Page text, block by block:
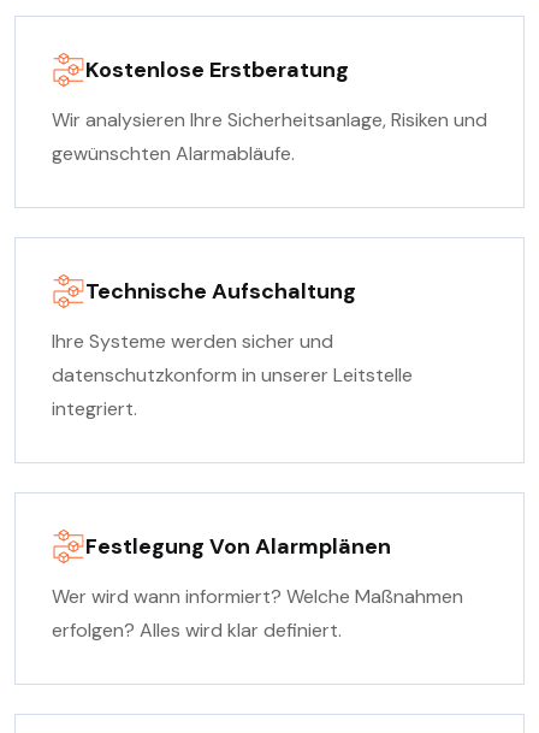
Kostenlose Erstberatung
Wir analysieren Ihre Sicherheitsanlage, Risiken und
gewünschten Alarmabläufe.
Technische Aufschaltung
Ihre Systeme werden sicher und
datenschutzkonform in unserer Leitstelle
integriert.
Festlegung Von Alarmplänen
Wer wird wann informiert? Welche Maßnahmen
erfolgen? Alles wird klar definiert.